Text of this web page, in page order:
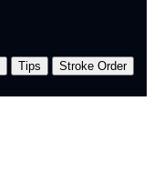
Tips
Stroke Order